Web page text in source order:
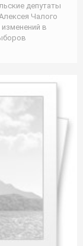
депутаты
Чалого
в